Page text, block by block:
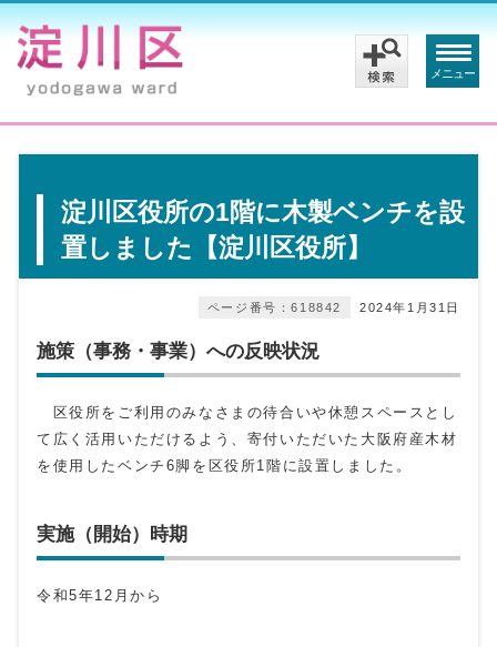
メニュー
淀川区役所の1階に木製ベンチを設
置しました【淀川区役所】
2024年1月31日
ページ番号：618842
施策（事務・事業）への反映状況
区役所をご利用のみなさまの待合いや休憩スペースとし
て広く活用いただけるよう、寄付いただいた大阪府産木材
を使用したベンチ6脚を区役所1階に設置しました。
実施（開始）時期
令和5年12月から